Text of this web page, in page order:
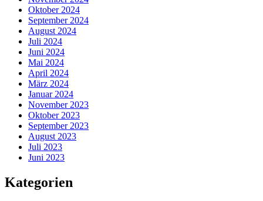
Oktober 2024
September 2024
August 2024
Juli 2024
Juni 2024
Mai 2024
April 2024
März 2024
Januar 2024
November 2023
Oktober 2023
September 2023
August 2023
Juli 2023
Juni 2023
Kategorien